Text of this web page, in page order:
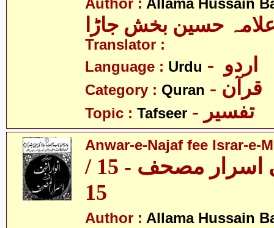
Author : Allama Hussain
حسین بخش جاڑا
Translator :
Language : Urdu
Category : Quran - قرآن
Topic : Tafseer - تفسیر
Anwar-e-Najaf fee Israr-e-
انوار نجف فی اسرار مصحف - 15 /
15
Author : Allama Hussain